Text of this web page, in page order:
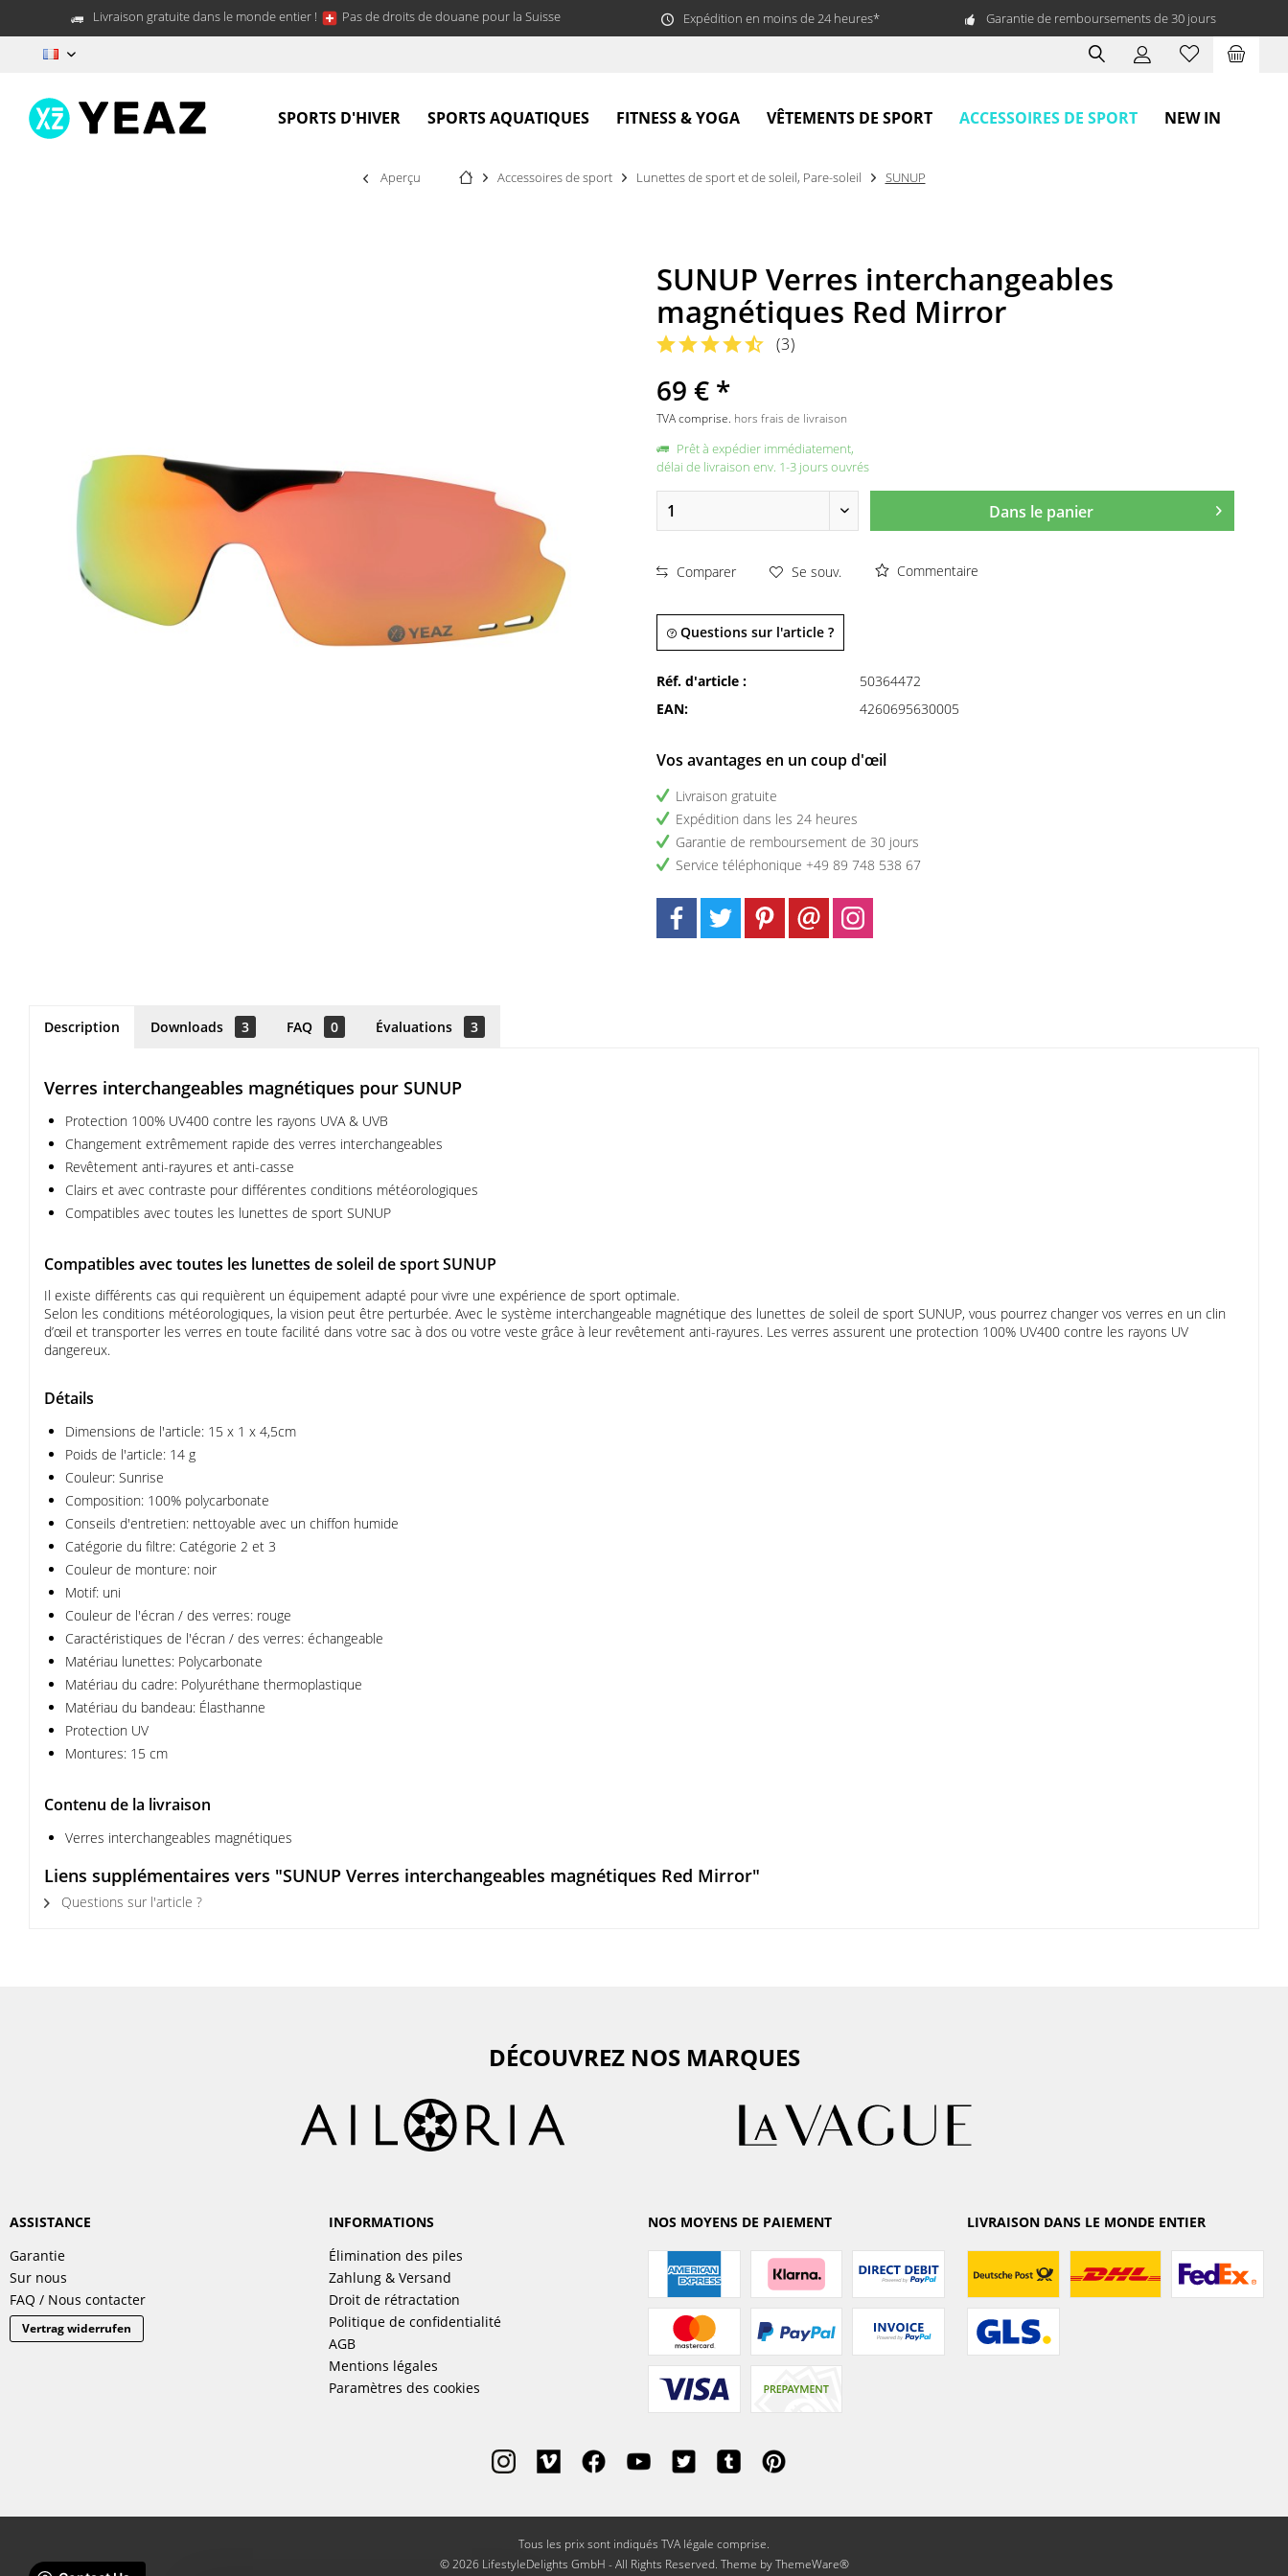
Livraison gratuite dans le monde entier ! Pas de droits de douane pour la Suisse Expédition en moins de 24 heures* Garantie de remboursements de 30 jours
SPORTS D'HIVER SPORTS AQUATIQUES FITNESS & YOGA VÊTEMENTS DE SPORT ACCESSOIRES DE SPORT NEW IN
Aperçu Accessoires de sport Lunettes de sport et de soleil, Pare-soleil SUNUP
SUNUP Verres interchangeables
magnétiques Red Mirror
(3)
69 € *
TVA comprise. hors frais de livraison
Prêt à expédier immédiatement,
délai de livraison env. 1-3 jours ouvrés
Dans le panier
Comparer Se souv. Commentaire
Questions sur l'article ?
Réf. d'article :
50364472
EAN:
4260695630005
Vos avantages en un coup d'œil
Livraison gratuite
Expédition dans les 24 heures
Garantie de remboursement de 30 jours
Service téléphonique +49 89 748 538 67
Description Downloads 3 FAQ 0 Évaluations 3
Verres interchangeables magnétiques pour SUNUP
Protection 100% UV400 contre les rayons UVA & UVB
Changement extrêmement rapide des verres interchangeables
Revêtement anti-rayures et anti-casse
Clairs et avec contraste pour différentes conditions météorologiques
Compatibles avec toutes les lunettes de sport SUNUP
Compatibles avec toutes les lunettes de soleil de sport SUNUP
Il existe différents cas qui requièrent un équipement adapté pour vivre une expérience de sport optimale.
Selon les conditions météorologiques, la vision peut être perturbée. Avec le système interchangeable magnétique des lunettes de soleil de sport SUNUP, vous pourrez changer vos verres en un clin
d’œil et transporter les verres en toute facilité dans votre sac à dos ou votre veste grâce à leur revêtement anti-rayures. Les verres assurent une protection 100% UV400 contre les rayons UV
dangereux.
Détails
Dimensions de l'article: 15 x 1 x 4,5cm
Poids de l'article: 14 g
Couleur: Sunrise
Composition: 100% polycarbonate
Conseils d'entretien: nettoyable avec un chiffon humide
Catégorie du filtre: Catégorie 2 et 3
Couleur de monture: noir
Motif: uni
Couleur de l'écran / des verres: rouge
Caractéristiques de l'écran / des verres: échangeable
Matériau lunettes: Polycarbonate
Matériau du cadre: Polyuréthane thermoplastique
Matériau du bandeau: Élasthanne
Protection UV
Montures: 15 cm
Contenu de la livraison
Verres interchangeables magnétiques
Liens supplémentaires vers "SUNUP Verres interchangeables magnétiques Red Mirror"
Questions sur l'article ?
DÉCOUVREZ NOS MARQUES
ASSISTANCE
Garantie
Sur nous
FAQ / Nous contacter
Vertrag widerrufen
INFORMATIONS
Élimination des piles
Zahlung & Versand
Droit de rétractation
Politique de confidentialité
AGB
Mentions légales
Paramètres des cookies
NOS MOYENS DE PAIEMENT LIVRAISON DANS LE MONDE ENTIER
Tous les prix sont indiqués TVA légale comprise.
© 2026 LifestyleDelights GmbH - All Rights Reserved. Theme byThemeWare®